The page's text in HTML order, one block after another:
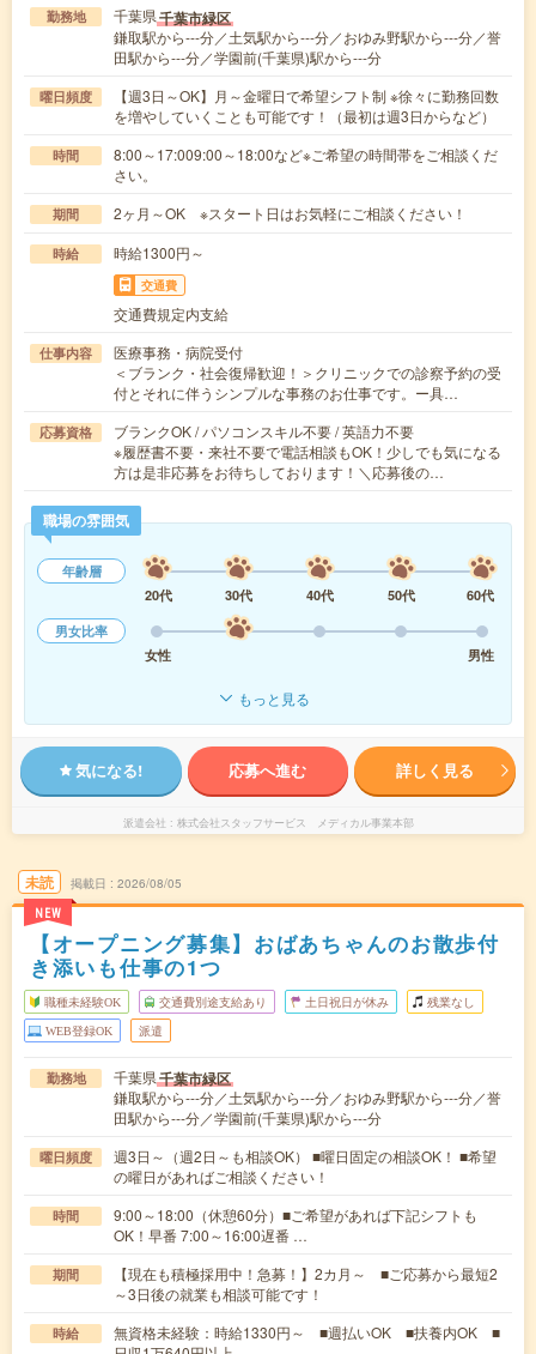
勤務地 千葉県千葉市緑区
鎌取駅から---分／土気駅から---分／おゆみ野駅から---分／誉
田駅から---分／学園前(千葉県)駅から---分
曜日頻度
【週3日～OK】月～金曜日で希望シフト制 ※徐々に勤務回数
を増やしていくことも可能です！（最初は週3日からなど）
時間
8:00～17:009:00～18:00など※ご希望の時間帯をご相談くだ
さい。
期間 2ヶ月～OK ※スタート日はお気軽にご相談ください！
時給 時給1300円～
交通費
交通費規定内支給
仕事内容
医療事務・病院受付
＜ブランク・社会復帰歓迎！＞クリニックでの診察予約の受
付とそれに伴うシンプルな事務のお仕事です。ー具…
応募資格
ブランクOK / パソコンスキル不要 / 英語力不要
※履歴書不要・来社不要で電話相談もOK！少しでも気になる
方は是非応募をお待ちしております！＼応募後の…
職場の雰囲気
年齢層
20代
30代 40代 50代
60代
男女比率
女性
男性
もっと見る
気になる! 応募へ進む 詳しく見る
派遣会社 株式会社スタッフサービス メディカル事業本部
未読
NEW
掲載日 2026/08/05
【オープニング募集】おばあちゃんのお散歩付
き添いも仕事の1つ
職種未経験OK 交通費別途支給あり 土日祝日が休み 残業なし
WEB登録OK 派遣
勤務地 千葉県千葉市緑区
鎌取駅から---分／土気駅から---分／おゆみ野駅から---分／誉
田駅から---分／学園前(千葉県)駅から---分
曜日頻度
週3日～（週2日～も相談OK） ■曜日固定の相談OK！ ■希望
の曜日があればご相談ください！
時間
9:00～18:00（休憩60分）■ご希望があれば下記シフトも
OK！早番 7:00～16:00遅番 …
期間
【現在も積極採用中！急募！】2カ月～ ■ご応募から最短2
～3日後の就業も相談可能です！
時給
無資格未経験：時給1330円～ ■週払いOK ■扶養内OK ■